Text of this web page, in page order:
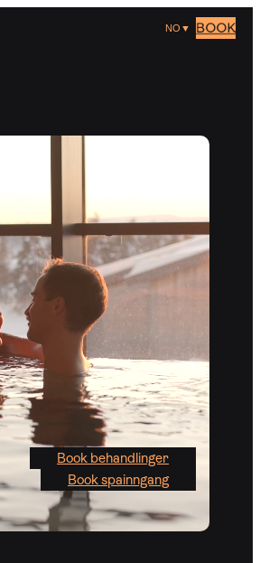
NO ▼ BOOK
Book behandlinger
Book spainngang